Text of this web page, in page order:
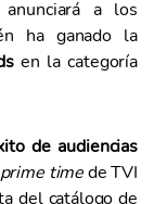
a los
ha ganado la
en la categoría
de audiencias
prime timede TVI
del catálogo de